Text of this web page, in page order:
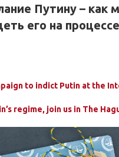
Путину – как
его на
to indict Putin at the
regime, join us in The